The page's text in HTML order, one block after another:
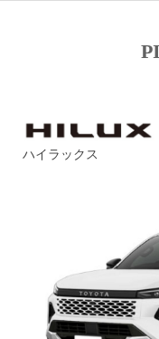
ハイラックス